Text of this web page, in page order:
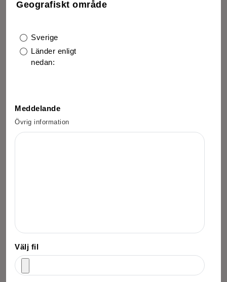
Geografiskt område
Sverige
Länder enligt
nedan:
Meddelande
Övrig information
Välj fil